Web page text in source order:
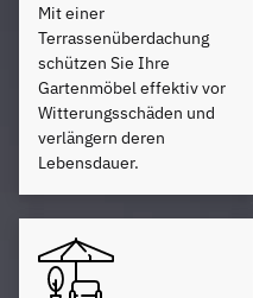
Mit einer
Terrassenüberdachung
schützen Sie Ihre
Gartenmöbel effektiv vor
Witterungsschäden und
verlängern deren
Lebensdauer.